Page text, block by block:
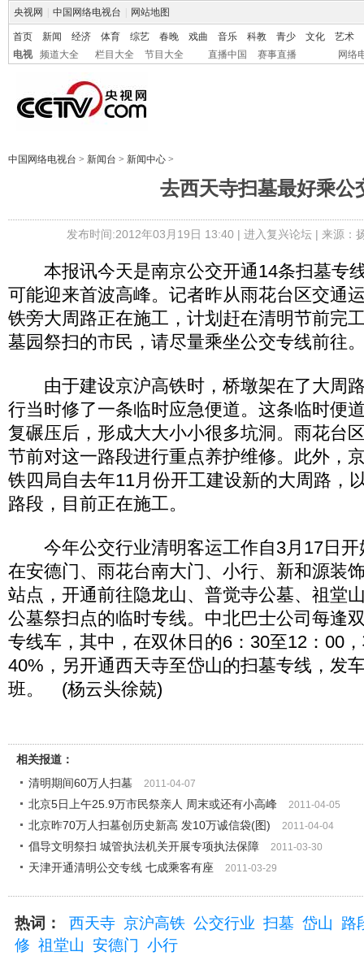
央视网 中国网络电视台 网站地图
首页 新闻 经济 体育 综艺 春晚 戏曲 音乐 科教 青少 文化
艺术
电视
频道大全 栏目大全 节目大全 直播中国 赛事直播 网络
中国网络电视台 > 新闻台 > 新闻中心 >
去西天寺扫墓最好乘公
发布时间:2012年03月19日 13:40 | 进入复兴论坛| 来源：
本报讯今天是南京公交开通14条扫墓专
可能迎来首波高峰。记者昨从雨花台区交通
铁旁大周路正在施工，计划赶在清明节前完
墓园祭扫的市民，请尽量乘坐公交专线前往
由于建设京沪高铁时，桥墩架在了大周
行当时修了一条临时应急便道。这条临时便
复碾压后，形成大大小小很多坑洞。雨花台
节前对这一路段进行重点养护维修。此外，
铁四局自去年11月份开工建设新的大周路，
路段，目前正在施工。
今年公交行业清明客运工作自3月17日开
在安德门、雨花台南大门、小行、新和源装
站点，开通前往隐龙山、普觉寺公墓、祖堂
公墓祭扫点的临时专线。中北巴士公司每逢
专线车，其中，在双休日的6：30至12：00
40%，另开通西天寺至岱山的扫墓专线，发
班。 (杨云头徐兢)
相关报道：
清明期间60万人扫墓
2011-04-07
北京5日上午25.9万市民祭亲人 周末或还有小高峰 2011-04-05
北京昨70万人扫墓创历史新高 发10万诚信袋(图) 2011-04-04
倡导文明祭扫 城管执法机关开展专项执法保障 2011-03-30
天津开通清明公交专线 七成乘客有座 2011-03-29
热词： 西天寺 京沪高铁 公交行业 扫墓 岱山
路
修 祖堂山 安德门 小行